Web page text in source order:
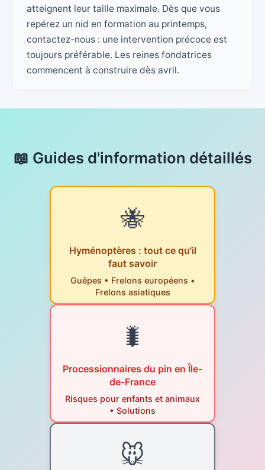
atteignent leur taille maximale. Dès que vous
repérez un nid en formation au printemps,
contactez-nous : une intervention précoce est
toujours préférable. Les reines fondatrices
commencent à construire dès avril.
📖 Guides d'information détaillés
🐝
Hyménoptères : tout ce qu'il
faut savoir
Guêpes • Frelons européens •
Frelons asiatiques
🐛
Processionnaires du pin en Île-
de-France
Risques pour enfants et animaux
• Solutions
🐭